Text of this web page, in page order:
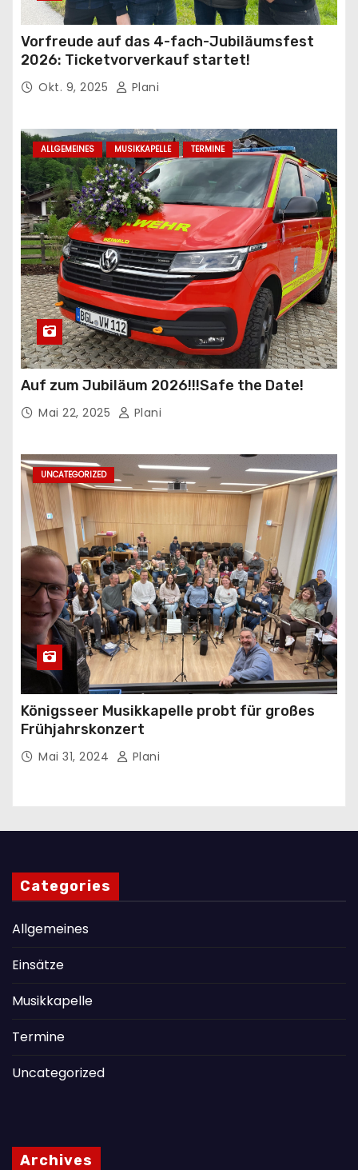
Vorfreude auf das 4-fach-Jubiläumsfest
2026: Ticketvorverkauf startet!
Okt. 9, 2025 Plani
ALLGEMEINES MUSIKKAPELLE TERMINE
Auf zum Jubiläum 2026!!!Safe the Date!
Mai 22, 2025 Plani
UNCATEGORIZED
Königsseer Musikkapelle probt für großes
Frühjahrskonzert
Mai 31, 2024 Plani
Categories
Allgemeines
Einsätze
Musikkapelle
Termine
Uncategorized
Archives